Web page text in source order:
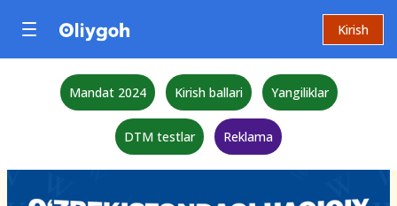
Kirish
Mandat 2024 Kirish ballari Yangiliklar
DTM testlar Reklama